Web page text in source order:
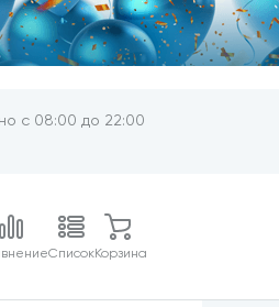
с 08:00 до 22:00
СписокКорзина